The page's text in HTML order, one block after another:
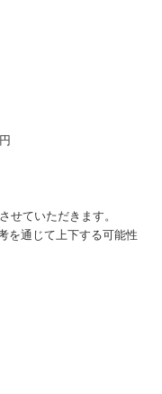
せていただきます。
を通じて上下する可能性